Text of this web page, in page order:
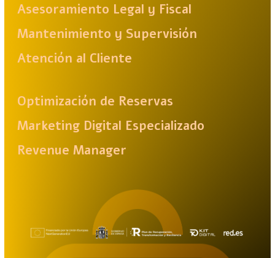
Asesoramiento Legal y Fiscal
Mantenimiento y Supervisión
Atención al Cliente
Optimización de Reservas
Marketing Digital Especializado
Revenue Manager